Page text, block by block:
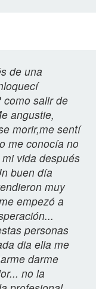
de una
como salir de
angustie,
morir,me sentí
me conocía no
vida después
buen día
muy
empezó a
personas
dia ella me
darme
no la